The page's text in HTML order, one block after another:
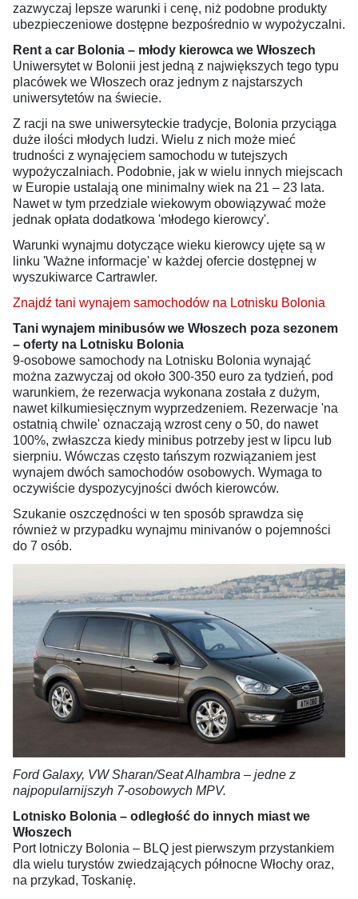
zazwyczaj lepsze warunki i cenę, niż podobne produkty
ubezpieczeniowe dostępne bezpośrednio w wypożyczalni.
Rent a car Bolonia – młody kierowca we Włoszech
Uniwersytet w Bolonii jest jedną z największych tego typu
placówek we Włoszech oraz jednym z najstarszych
uniwersytetów na świecie.
Z racji na swe uniwersyteckie tradycje, Bolonia przyciąga
duże ilości młodych ludzi. Wielu z nich może mieć
trudności z wynajęciem samochodu w tutejszych
wypożyczalniach. Podobnie, jak w wielu innych miejscach
w Europie ustalają one minimalny wiek na 21 – 23 lata.
Nawet w tym przedziale wiekowym obowiązywać może
jednak opłata dodatkowa 'młodego kierowcy'.
Warunki wynajmu dotyczące wieku kierowcy ujęte są w
linku 'Ważne informacje' w każdej ofercie dostępnej w
wyszukiwarce Cartrawler.
Znajdź tani wynajem samochodów na Lotnisku Bolonia
Tani wynajem minibusów we Włoszech poza sezonem
– oferty na Lotnisku Bolonia
9-osobowe samochody na Lotnisku Bolonia wynająć
można zazwyczaj od około 300-350 euro za tydzień, pod
warunkiem, że rezerwacja wykonana została z dużym,
nawet kilkumiesięcznym wyprzedzeniem. Rezerwacje 'na
ostatnią chwile' oznaczają wzrost ceny o 50, do nawet
100%, zwłaszcza kiedy minibus potrzeby jest w lipcu lub
sierpniu. Wówczas często tańszym rozwiązaniem jest
wynajem dwóch samochodów osobowych. Wymaga to
oczywiście dyspozycyjności dwóch kierowców.
Szukanie oszczędności w ten sposób sprawdza się
również w przypadku wynajmu minivanów o pojemności
do 7 osób.
Ford Galaxy, VW Sharan/Seat Alhambra – jedne z
najpopularnijszyh 7-osobowych MPV.
Lotnisko Bolonia – odległość do innych miast we
Włoszech
Port lotniczy Bolonia – BLQ jest pierwszym przystankiem
dla wielu turystów zwiedzających północne Włochy oraz,
na przykad, Toskanię.